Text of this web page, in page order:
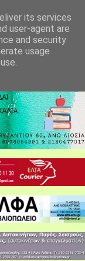
its services
user-agent are
and security
usage